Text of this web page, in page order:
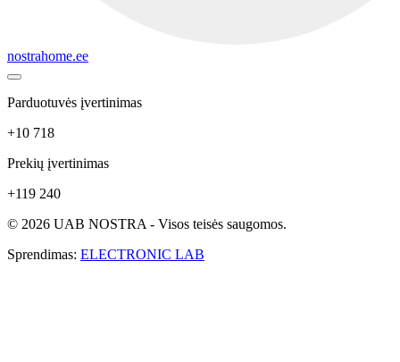
nostrahome.ee
Parduotuvės įvertinimas
+10 718
Prekių įvertinimas
+119 240
© 2026 UAB NOSTRA - Visos teisės saugomos.
Sprendimas: ELECTRONIC LAB